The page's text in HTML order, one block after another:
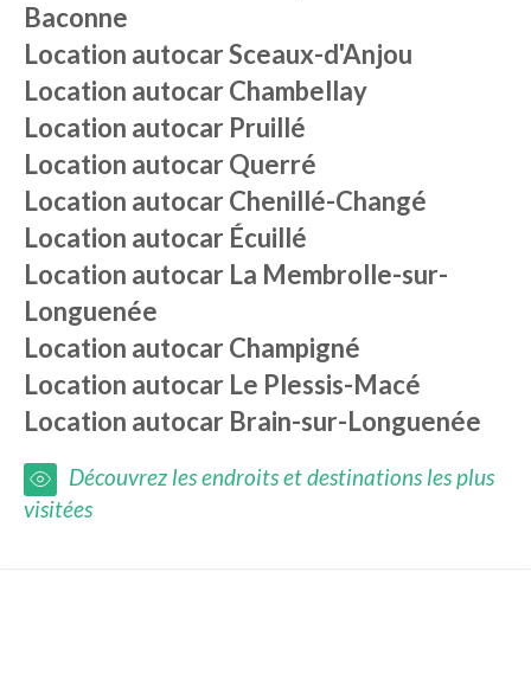
Baconne
Location autocarSceaux-d'Anjou
Location autocarChambellay
Location autocar Pruillé
Location autocarQuerré
Location autocarChenillé-Changé
Location autocar Écuillé
Location autocar La Membrolle-sur-
Longuenée
Location autocarChampigné
Location autocar Le Plessis-Macé
Location autocar Brain-sur-Longuenée
Découvrez les endroits et destinations les plus
visitées